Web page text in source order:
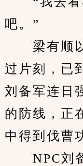
吧。”
梁有顺以
过片刻，已
刘备军连日
的防线，正
中得到伐曹
NPC刘备